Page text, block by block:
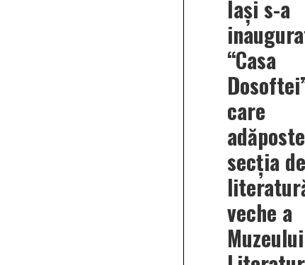
al
1821
și
de
Vlad
Iași s-a
“Casa
care
secția de
veche a
Muzeului